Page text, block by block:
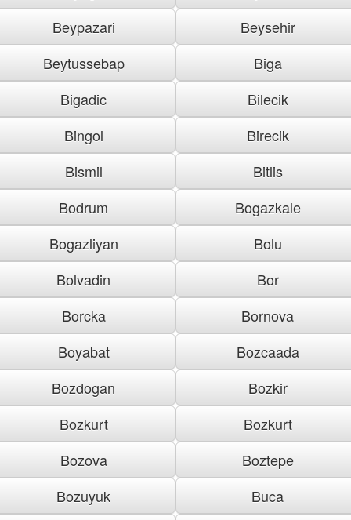
Beypazari
Beysehir
Beytussebap
Biga
Bigadic
Bilecik
Bingol
Birecik
Bismil
Bitlis
Bodrum
Bogazkale
Bogazliyan
Bolu
Bolvadin
Bor
Borcka
Bornova
Boyabat
Bozcaada
Bozdogan
Bozkir
Bozkurt
Bozkurt
Bozova
Boztepe
Bozuyuk
Buca